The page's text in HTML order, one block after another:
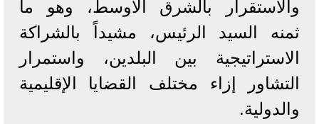
والاستقرار بالشرق الأوسط، وهو ما
ثمنه السيد الرئيس، مشيداً بالشراكة
الاستراتيجية بين البلدين، واستمرار
التشاور إزاء مختلف القضايا الإقليمية
والدولية.